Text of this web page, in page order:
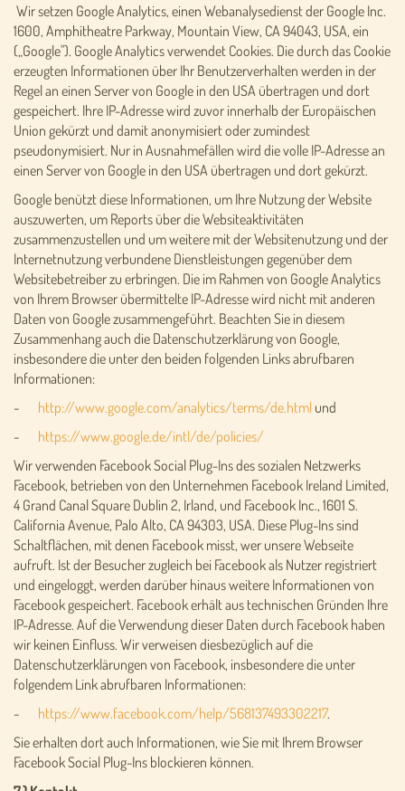
Wir setzen Google Analytics, einen Webanalysedienst der Google Inc.
1600, Amphitheatre Parkway, Mountain View, CA 94043, USA, ein
(„Google"). Google Analytics verwendet Cookies. Die durch das Cookie
erzeugten Informationen über Ihr Benutzerverhalten werden in der
Regel an einen Server von Google in den USA übertragen und dort
gespeichert. Ihre IP-Adresse wird zuvor innerhalb der Europäischen
Union gekürzt und damit anonymisiert oder zumindest
pseudonymisiert. Nur in Ausnahmefällen wird die volle IP-Adresse an
einen Server von Google in den USA übertragen und dort gekürzt.
Google benützt diese Informationen, um Ihre Nutzung der Website
auszuwerten, um Reports über die Websiteaktivitäten
zusammenzustellen und um weitere mit der Websitenutzung und der
Internetnutzung verbundene Dienstleistungen gegenüber dem
Websitebetreiber zu erbringen. Die im Rahmen von Google Analytics
von Ihrem Browser übermittelte IP-Adresse wird nicht mit anderen
Daten von Google zusammengeführt. Beachten Sie in diesem
Zusammenhang auch die Datenschutzerklärung von Google,
insbesondere die unter den beiden folgenden Links abrufbaren
Informationen:
- http://www.google.com/analytics/terms/de.html und
- https://www.google.de/intl/de/policies/
Wir verwenden Facebook Social Plug-Ins des sozialen Netzwerks
Facebook, betrieben von den Unternehmen Facebook Ireland Limited,
4 Grand Canal Square Dublin 2, Irland, und Facebook Inc., 1601 S.
California Avenue, Palo Alto, CA 94303, USA. Diese Plug-Ins sind
Schaltflächen, mit denen Facebook misst, wer unsere Webseite
aufruft. Ist der Besucher zugleich bei Facebook als Nutzer registriert
und eingeloggt, werden darüber hinaus weitere Informationen von
Facebook gespeichert. Facebook erhält aus technischen Gründen Ihre
IP-Adresse. Auf die Verwendung dieser Daten durch Facebook haben
wir keinen Einfluss. Wir verweisen diesbezüglich auf die
Datenschutzerklärungen von Facebook, insbesondere die unter
folgendem Link abrufbaren Informationen:
- https://www.facebook.com/help/568137493302217.
Sie erhalten dort auch Informationen, wie Sie mit Ihrem Browser
Facebook Social Plug-Ins blockieren können.